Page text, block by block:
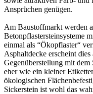
Ansprüchen genügen.
Am Baustoffmarkt werden
Betonpflastersteinsysteme
einmal als “Ökopflaster“
Asphaltdecke erscheint
Gegenüberstellung mit
eher wie ein kleiner
ökologischen
Sickerstein ist wohl das